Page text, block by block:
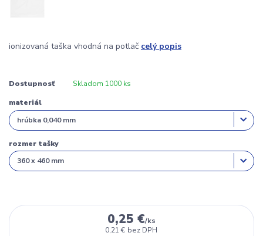
ionizovaná taška vhodná na potlač celý popis
Dostupnosť Skladom 1000 ks
materiál
rozmer tašky
0,25 €/ks
0,21 € bez DPH